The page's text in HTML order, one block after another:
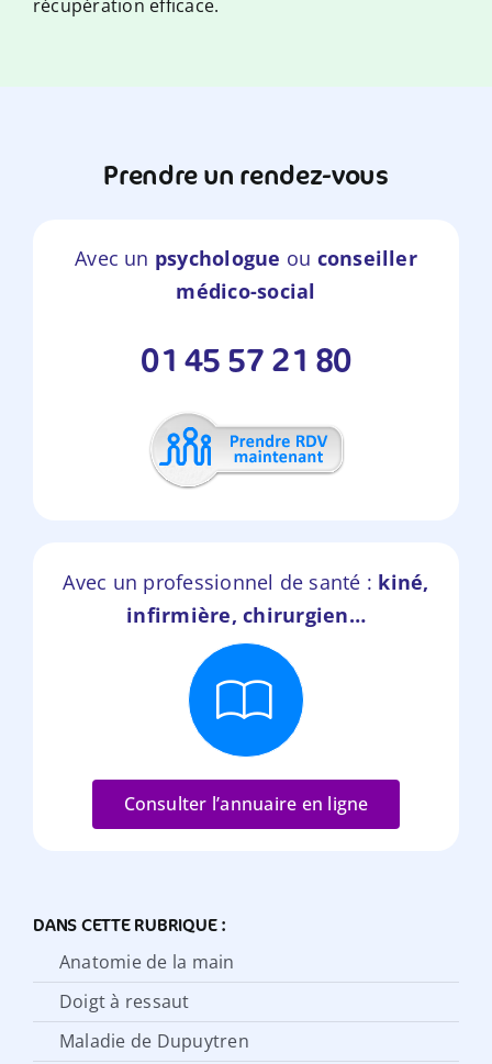
récupération efficace.
Prendre un rendez-vous
Avec un psychologue ou conseiller
médico-social
01 45 57 21 80
Avec un professionnel de santé : kiné,
infirmière, chirurgien…
Consulter l’annuaire en ligne
DANS CETTE RUBRIQUE :
Anatomie de la main
Doigt à ressaut
Maladie de Dupuytren